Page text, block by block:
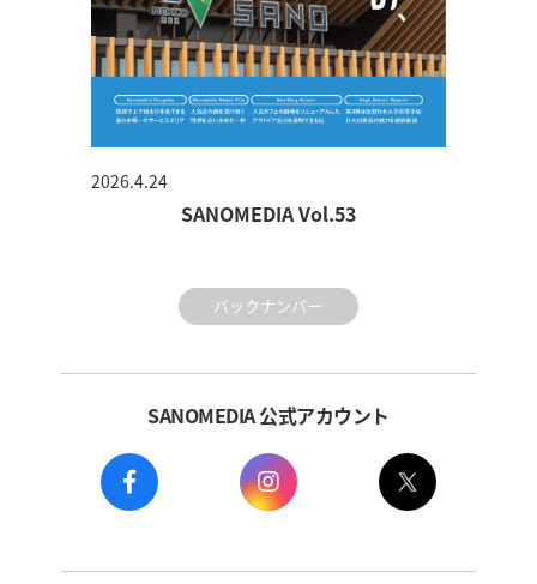
SANOMEDIA Vol.53
2026.4.24
バックナンバー
SANOMEDIA 公式アカウント